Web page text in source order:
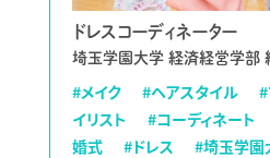
ドレスコーディネーター
埼玉学園大学 経済経営学部
#メイク #ヘアスタイル #
イリスト
#コーディネート
婚式
#ドレス #埼玉学園